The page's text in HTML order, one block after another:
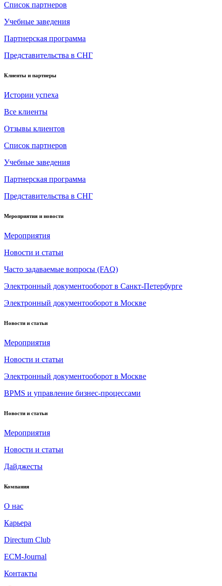
Список партнеров
Учебные заведения
Партнерская программа
Представительства в СНГ
Клиенты и партнеры
Истории успеха
Все клиенты
Отзывы клиентов
Список партнеров
Учебные заведения
Партнерская программа
Представительства в СНГ
Мероприятия и новости
Мероприятия
Новости и статьи
Часто задаваемые вопросы (FAQ)
Электронный документооборот в Санкт-Петербурге
Электронный документооборот в Москве
Новости и статьи
Мероприятия
Новости и статьи
Электронный документооборот в Москве
BPMS и управление бизнес-процессами
Новости и статьи
Мероприятия
Новости и статьи
Дайджесты
Компания
О нас
Карьера
Directum Club
ECM-Journal
Контакты